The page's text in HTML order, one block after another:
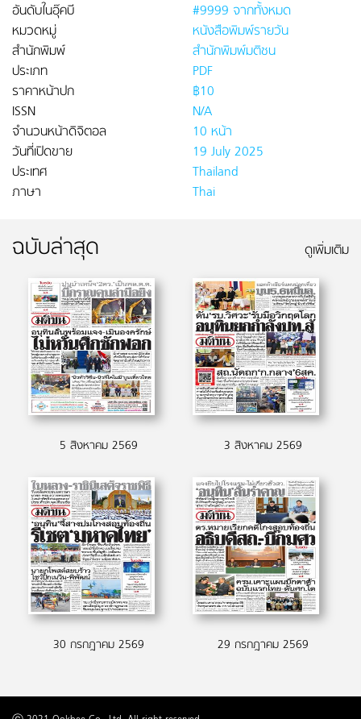
อันดับในอุ๊คบี
#9999 จากทั้งหมด
หมวดหมู่
หนังสือพิมพ์รายวัน
สำนักพิมพ์
สำนักพิมพ์มติชน
ประเภท
PDF
ราคาหน้าปก
฿10
ISSN
N/A
จำนวนหน้าดิจิตอล
10 หน้า
วันที่เปิดขาย
19 July 2025
ประเทศ
Thailand
ภาษา
Thai
ฉบับล่าสุด ดูเพิ่มเติม
5 สิงหาคม 2569 3 สิงหาคม 2569
30 กรกฎาคม 2569 29 กรกฎาคม 2569